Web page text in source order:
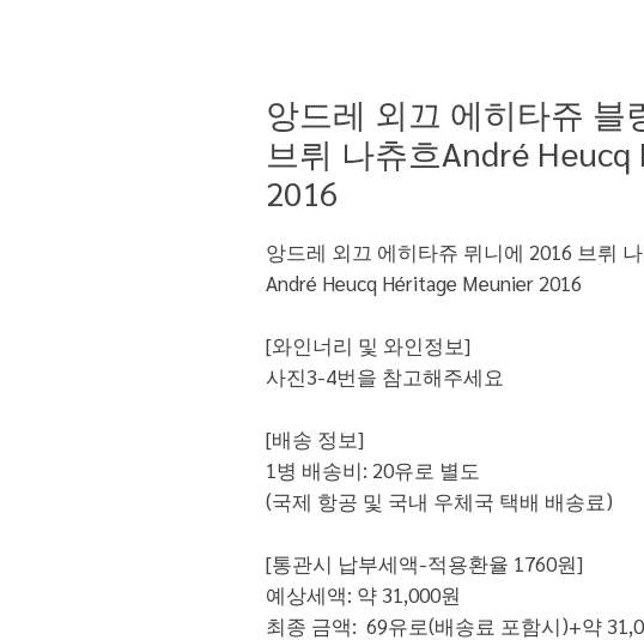
앙드레 외끄 에히타쥬 블
브뤼 나츄흐André
2016
앙드레 외끄 에히타쥬 뮈니에 2016 브뤼
André Heucq Héritage Meunier 2016
[와인너리 및 와인정보]
사진3-4번을 참고해주세요
[배송 정보]
1병 배송비: 20유로 별도
(국제 항공 및 국내 우체국 택배 배송료)
[통관시 납부세액-적용환율 1760원]
예상세액: 약 31,000원
최종 금액: 69유로(배송료 포함시)+약